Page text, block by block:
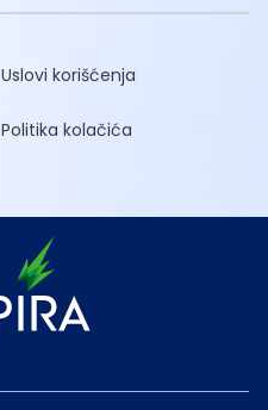
Uslovi korišćenja
Politika kolačića